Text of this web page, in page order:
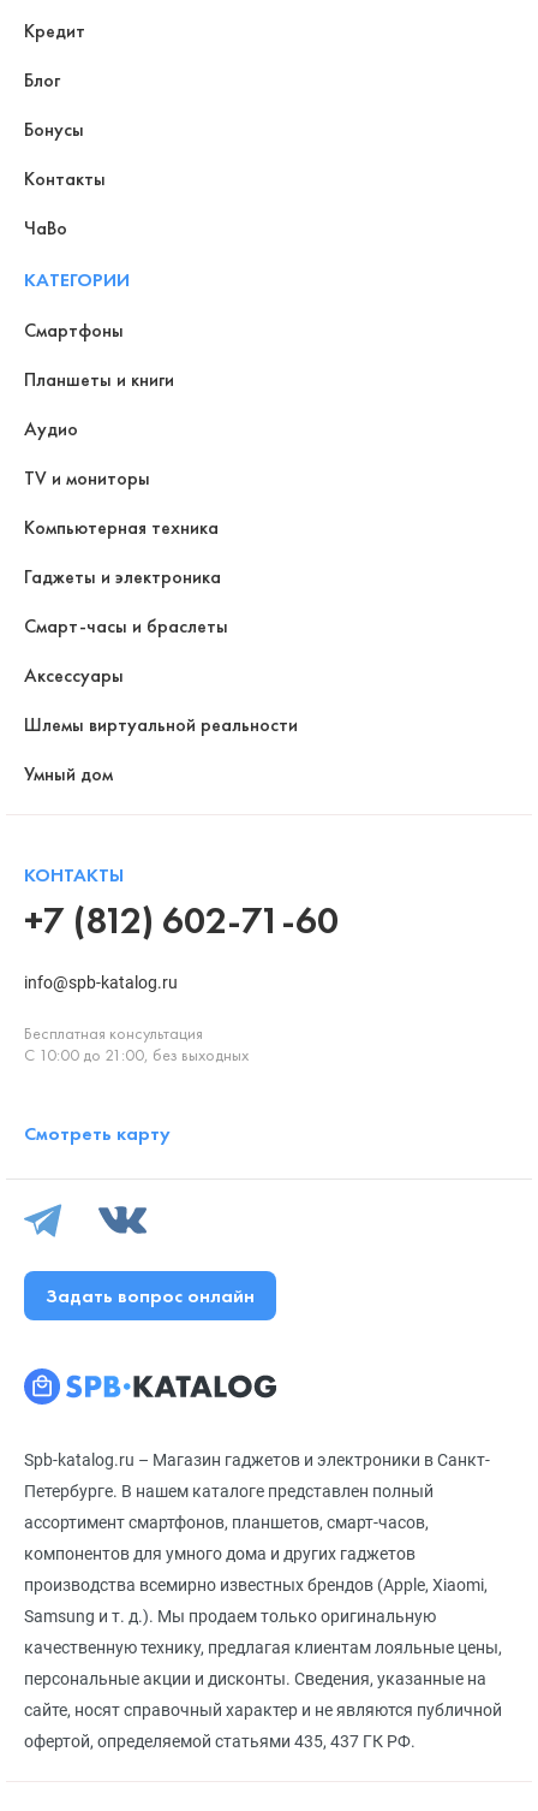
Spb-katalog.ru – Магазин гаджетов и электроники в Санкт-
Петербурге. В нашем каталоге представлен полный
ассортимент смартфонов, планшетов, смарт-часов,
компонентов для умного дома и других гаджетов
производства всемирно известных брендов (Apple, Xiaomi,
Samsung и т. д.). Мы продаем только оригинальную
качественную технику, предлагая клиентам лояльные цены,
персональные акции и дисконты. Сведения, указанные на
сайте, носят справочный характер и не являются публичной
офертой, определяемой статьями 435, 437 ГК РФ.
Кредит
Блог
Бонусы
Контакты
ЧаВо
КАТЕГОРИИ
Смартфоны
Планшеты и книги
Аудио
TV и мониторы
Компьютерная техника
Гаджеты и электроника
Смарт-часы и браслеты
Аксессуары
Шлемы виртуальной реальности
Умный дом
КОНТАКТЫ
+7 (812) 602-71-60
info@spb-katalog.ru
Бесплатная консультация
С 10:00 до 21:00, без выходных
Смотреть карту
Задать вопрос онлайн